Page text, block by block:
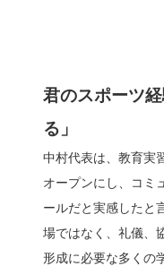
君のスポーツ
る」
中村代表は、教育実
オープンにし、コミ
ールだと実感したと
場ではなく、礼儀、
形成に必要な多くの